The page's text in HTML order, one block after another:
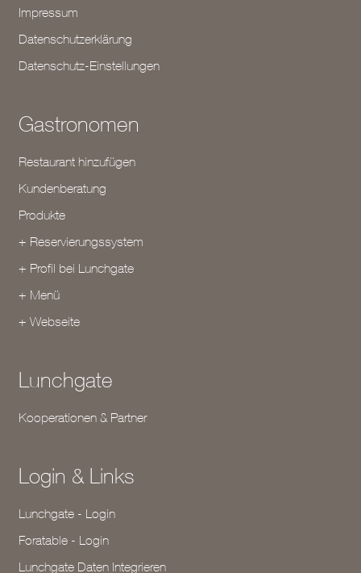
Impressum
Datenschutzerklärung
Datenschutz-Einstellungen
Gastronomen
Restaurant hinzufügen
Kundenberatung
Produkte
+ Reservierungssystem
+ Profil bei Lunchgate
+ Menü
+ Webseite
Lunchgate
Kooperationen & Partner
Login & Links
Lunchgate - Login
Foratable - Login
Lunchgate Daten Integrieren